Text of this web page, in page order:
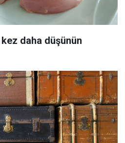
daha düşünün